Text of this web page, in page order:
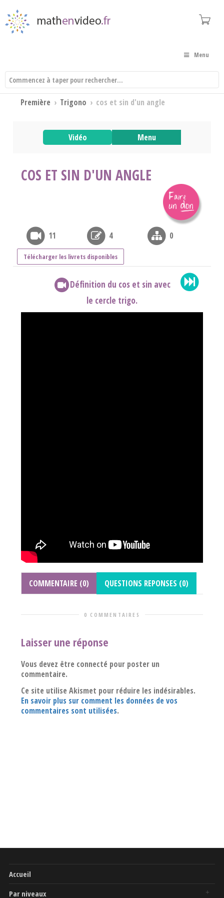
Menu
Première › Trigono › cos et sin d'un angle
Vidéo Menu
COS ET SIN D'UN ANGLE
11 4 0
Télécharger les livrets disponibles
Définition du cos et sin avec
le cercle trigo.
COMMENTAIRE (0) QUESTIONS REPONSES (0)
0 COMMENTAIRES
Laisser une réponse
Vous devez être connecté pour poster un
commentaire.
Ce site utilise Akismet pour réduire les indésirables.
En savoir plus sur comment les données de vos
commentaires sont utilisées.
Accueil
Par niveaux